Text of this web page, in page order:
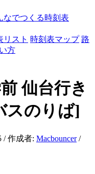
なでつくる時刻表
リスト 時刻表マップ 路
方
前仙台行き
スのりば]
/ 作成者: Macbouncer/